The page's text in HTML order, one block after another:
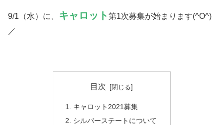
9/1（水）に、 キャロット 第1次募集が始まります(^O^)
／
目次
キャロット2021募集
シルバーステートについて